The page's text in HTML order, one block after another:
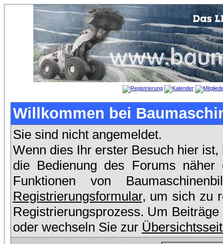
Willkommen bei
Sie sind nicht angemeldet.
Wenn dies Ihr erster Besuch hier
die Bedienung des Forums
Funktionen von
Registrierungsformular, um sich zu
Registrierungsprozess. Um
oder wechseln Sie zur